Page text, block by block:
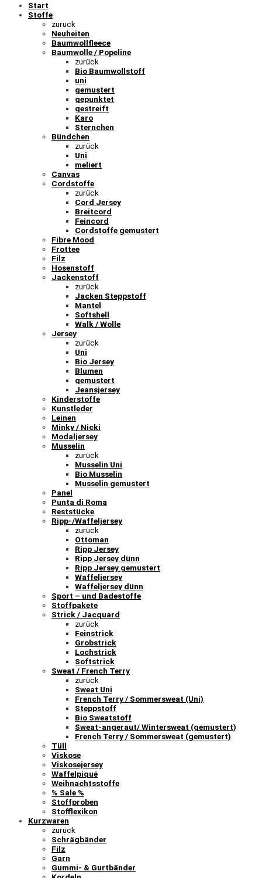
Start
Stoffe
zurück
Neuheiten
Baumwollfleece
Baumwolle / Popeline
zurück
Bio Baumwollstoff
uni
gemustert
gepunktet
gestreift
Karo
Sternchen
Bündchen
zurück
Uni
meliert
Canvas
Cordstoffe
zurück
Cord Jersey
Breitcord
Feincord
Cordstoffe gemustert
Fibre Mood
Frottee
Filz
Hosenstoff
Jackenstoff
zurück
Jacken Steppstoff
Mantel
Softshell
Walk / Wolle
Jersey
zurück
Uni
Bio Jersey
Blumen
gemustert
Jeansjersey
Kinderstoffe
Kunstleder
Leinen
Minky / Nicki
Modaljersey
Musselin
zurück
Musselin Uni
Bio Musselin
Musselin gemustert
Panel
Punta di Roma
Reststücke
Ripp-/Waffeljersey
zurück
Ottoman
Ripp Jersey
Ripp Jersey dünn
Ripp Jersey gemustert
Waffeljersey
Waffeljersey dünn
Sport – und Badestoffe
Stoffpakete
Strick / Jacquard
zurück
Feinstrick
Grobstrick
Lochstrick
Softstrick
Sweat / French Terry
zurück
Sweat Uni
French Terry / Sommersweat (Uni)
Steppstoff
Bio Sweatstoff
Sweat-angeraut/ Wintersweat (gemustert)
French Terry / Sommersweat (gemustert)
Tüll
Viskose
Viskosejersey
Waffelpiqué
Weihnachtsstoffe
% Sale %
Stoffproben
Stofflexikon
Kurzwaren
zurück
Schrägbänder
Filz
Garn
Gummi- & Gurtbänder